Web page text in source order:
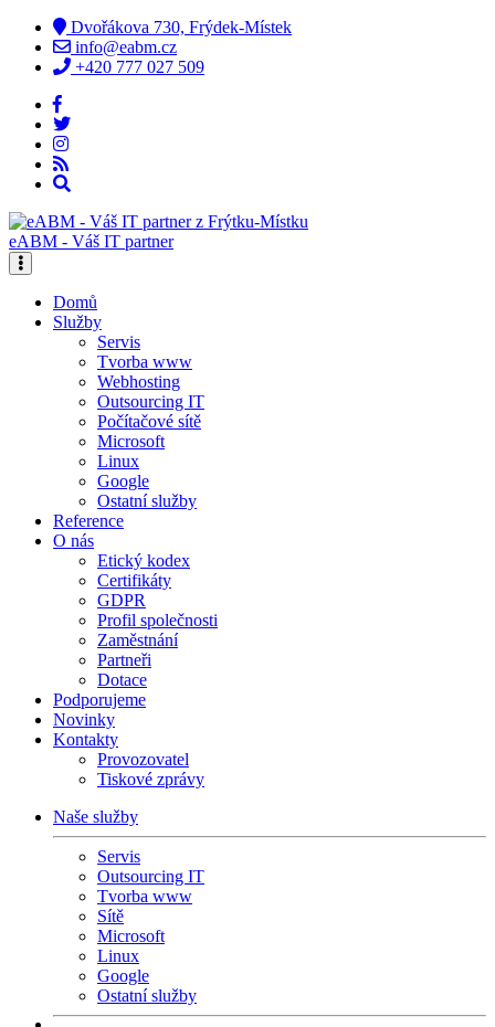
Dvořákova 730, Frýdek-Místek
info@eabm.cz
+420 777 027 509
eABM - Váš IT partner
Domů
Služby
Servis
Tvorba www
Webhosting
Outsourcing IT
Počítačové sítě
Microsoft
Linux
Google
Ostatní služby
Reference
O nás
Etický kodex
Certifikáty
GDPR
Profil společnosti
Zaměstnání
Partneři
Dotace
Podporujeme
Novinky
Kontakty
Provozovatel
Tiskové zprávy
Naše služby
Servis
Outsourcing IT
Tvorba www
Sítě
Microsoft
Linux
Google
Ostatní služby